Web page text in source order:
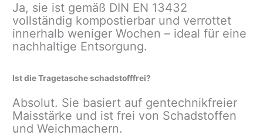
Ja, sie ist gemäß DIN EN 13432
vollständig kompostierbar und verrottet
innerhalb weniger Wochen – ideal für eine
nachhaltige Entsorgung.
Ist die Tragetasche schadstofffrei?
Absolut. Sie basiert auf gentechnikfreier
Maisstärke und ist frei von Schadstoffen
und Weichmachern.